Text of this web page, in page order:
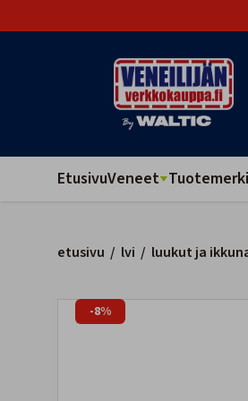
EtusivuVeneet
etusivu / lvi / luukut ja
-8%